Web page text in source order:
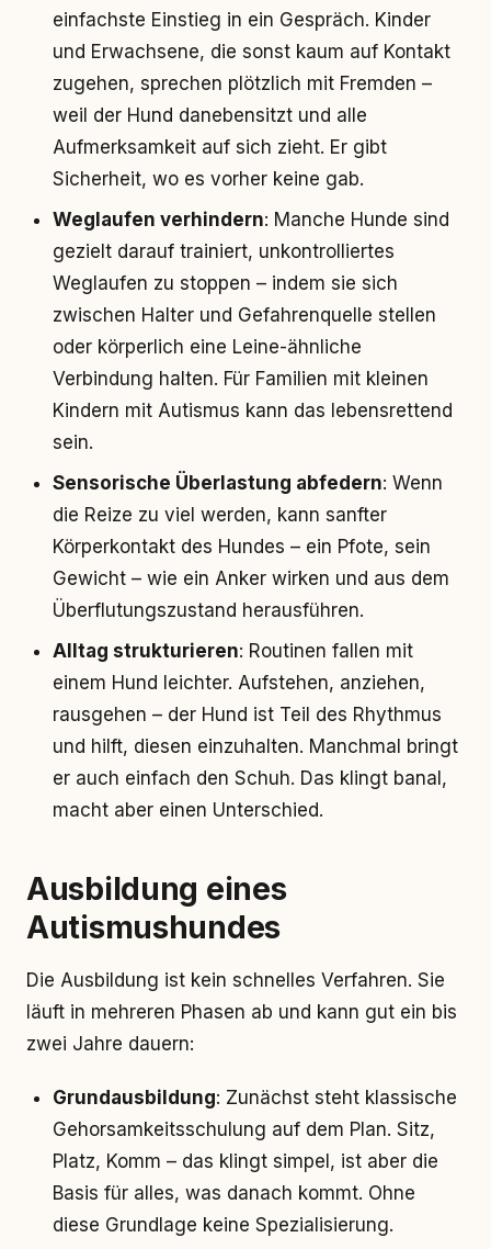
einfachste Einstieg in ein Gespräch. Kinder
und Erwachsene, die sonst kaum auf Kontakt
zugehen, sprechen plötzlich mit Fremden –
weil der Hund danebensitzt und alle
Aufmerksamkeit auf sich zieht. Er gibt
Sicherheit, wo es vorher keine gab.
Weglaufen verhindern: Manche Hunde sind
gezielt darauf trainiert, unkontrolliertes
Weglaufen zu stoppen – indem sie sich
zwischen Halter und Gefahrenquelle stellen
oder körperlich eine Leine-ähnliche
Verbindung halten. Für Familien mit kleinen
Kindern mit Autismus kann das lebensrettend
sein.
Sensorische Überlastung abfedern: Wenn
die Reize zu viel werden, kann sanfter
Körperkontakt des Hundes – ein Pfote, sein
Gewicht – wie ein Anker wirken und aus dem
Überflutungszustand herausführen.
Alltag strukturieren: Routinen fallen mit
einem Hund leichter. Aufstehen, anziehen,
rausgehen – der Hund ist Teil des Rhythmus
und hilft, diesen einzuhalten. Manchmal bringt
er auch einfach den Schuh. Das klingt banal,
macht aber einen Unterschied.
Ausbildung eines
Autismushundes
Die Ausbildung ist kein schnelles Verfahren. Sie
läuft in mehreren Phasen ab und kann gut ein bis
zwei Jahre dauern:
Grundausbildung: Zunächst steht klassische
Gehorsamkeitsschulung auf dem Plan. Sitz,
Platz, Komm – das klingt simpel, ist aber die
Basis für alles, was danach kommt. Ohne
diese Grundlage keine Spezialisierung.